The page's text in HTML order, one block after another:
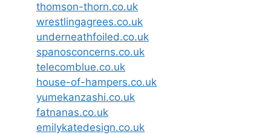
thomson-thorn.co.uk
wrestlingagrees.co.uk
underneathfoiled.co.uk
spanosconcerns.co.uk
telecomblue.co.uk
house-of-hampers.co.uk
yumekanzashi.co.uk
fatnanas.co.uk
emilykatedesign.co.uk